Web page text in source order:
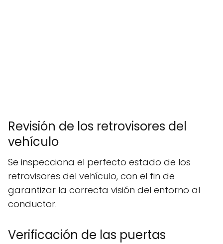
Revisión de los retrovisores del
vehículo
Se inspecciona el perfecto estado de los
retrovisores del vehículo, con el fin de
garantizar la correcta visión del entorno al
conductor.
Verificación de las puertas